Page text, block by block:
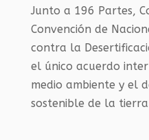
Junto a 196 Partes,
Convención de
contra la
el único acuerdo
medio ambiente y el
sostenible de la